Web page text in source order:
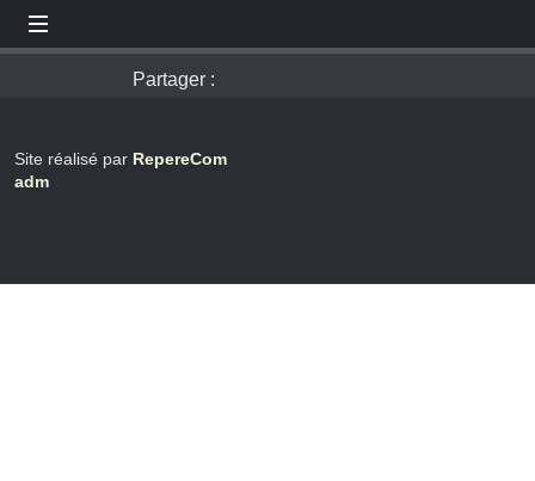
Partager :
Site réalisé par RepereCom
adm